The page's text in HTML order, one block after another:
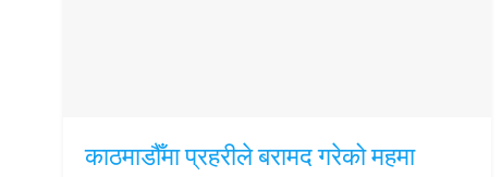
काठमाडौँमा प्रहरीले बरामद गरेको महमा